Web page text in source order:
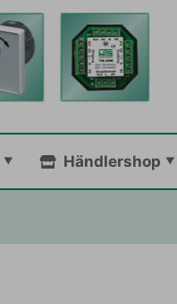
Händlershop